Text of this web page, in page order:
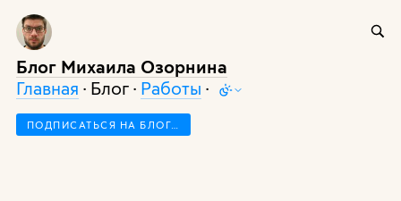
Блог Михаила Озорнина
Главная · Блог · Работы ·
ПОДПИСАТЬСЯ НА БЛОГ…